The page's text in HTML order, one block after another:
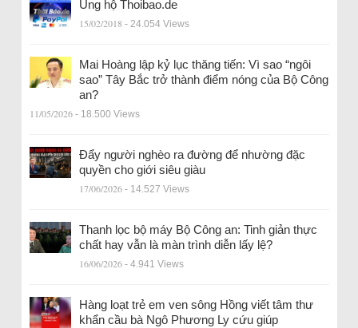
Ủng hộ Thoibao.de
15/02/2018 - 24.054 Views
Mai Hoàng lập kỷ lục thăng tiến: Vì sao “ngôi
sao” Tây Bắc trở thành điểm nóng của Bộ Công
an?
11/05/2026 - 18.500 Views
Đẩy người nghèo ra đường để nhường đặc
quyền cho giới siêu giàu
17/06/2026 - 14.527 Views
Thanh lọc bộ máy Bộ Công an: Tinh giản thực
chất hay vẫn là màn trình diễn lấy lệ?
16/06/2026 - 4.941 Views
Hàng loạt trẻ em ven sông Hồng viết tâm thư
khẩn cầu bà Ngô Phương Ly cứu giúp